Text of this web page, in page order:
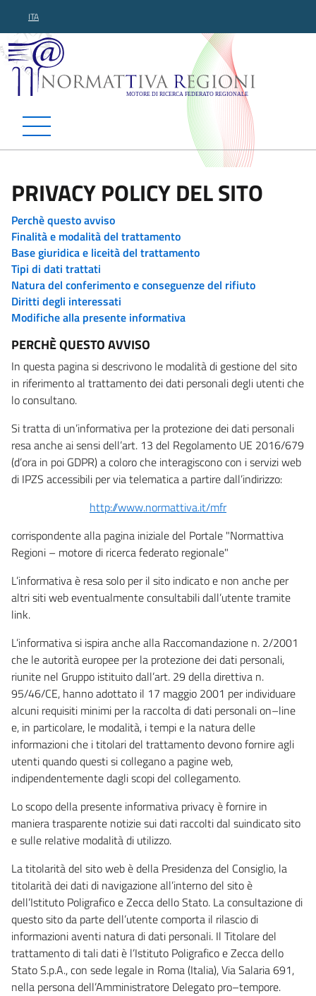
ITA
Normattiva Regioni -
PRIVACY POLICY DEL SITO
Perchè questo avviso
Finalità e modalità del trattamento
Base giuridica e liceità del trattamento
Tipi di dati trattati
Natura del conferimento e conseguenze del rifiuto
Diritti degli interessati
Modifiche alla presente informativa
PERCHÈ QUESTO AVVISO
In questa pagina si descrivono le modalità di gestione del sito
in riferimento al trattamento dei dati personali degli utenti che
lo consultano.
Si tratta di un’informativa per la protezione dei dati personali
resa anche ai sensi dell’art. 13 del Regolamento UE 2016/679
(d’ora in poi GDPR) a coloro che interagiscono con i servizi web
di IPZS accessibili per via telematica a partire dall’indirizzo:
http://www.normattiva.it/mfr
corrispondente alla pagina iniziale del Portale "Normattiva
Regioni – motore di ricerca federato regionale"
L’informativa è resa solo per il sito indicato e non anche per
altri siti web eventualmente consultabili dall’utente tramite
link.
L’informativa si ispira anche alla Raccomandazione n. 2/2001
che le autorità europee per la protezione dei dati personali,
riunite nel Gruppo istituito dall’art. 29 della direttiva n.
95/46/CE, hanno adottato il 17 maggio 2001 per individuare
alcuni requisiti minimi per la raccolta di dati personali on–line
e, in particolare, le modalità, i tempi e la natura delle
informazioni che i titolari del trattamento devono fornire agli
utenti quando questi si collegano a pagine web,
indipendentemente dagli scopi del collegamento.
Lo scopo della presente informativa privacy è fornire in
maniera trasparente notizie sui dati raccolti dal suindicato sito
e sulle relative modalità di utilizzo.
La titolarità del sito web è della Presidenza del Consiglio, la
titolarità dei dati di navigazione all’interno del sito è
dell’Istituto Poligrafico e Zecca dello Stato. La consultazione di
questo sito da parte dell’utente comporta il rilascio di
informazioni aventi natura di dati personali. Il Titolare del
trattamento di tali dati è l’Istituto Poligrafico e Zecca dello
Stato S.p.A., con sede legale in Roma (Italia), Via Salaria 691,
nella persona dell’Amministratore Delegato pro–tempore.